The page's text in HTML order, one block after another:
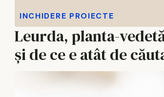
INCHIDERE PROIECTE
Leurda, planta-
și de ce e atât de